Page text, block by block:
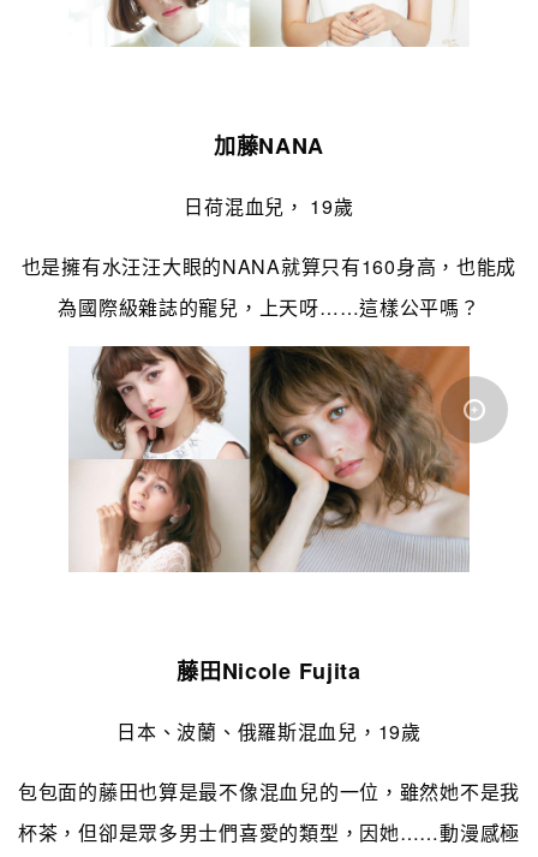
加藤NANA
日荷混血兒， 19歲
也是擁有水汪汪大眼的NANA就算只有160身高，也能成
為國際級雜誌的寵兒，上天呀……這樣公平嗎？
藤田Nicole Fujita
日本、波蘭、俄羅斯混血兒，19歲
包包面的藤田也算是最不像混血兒的一位，雖然她不是我
杯茶，但卻是眾多男士們喜愛的類型，因她……動漫感極